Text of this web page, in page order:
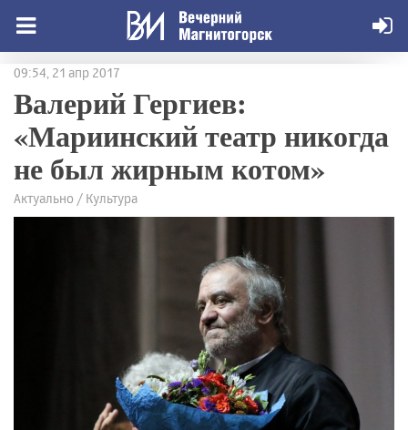
09:54, 21 апр 2017
Валерий Гергиев:
«Мариинский театр никогда
не был жирным котом»
Актуально / Культура